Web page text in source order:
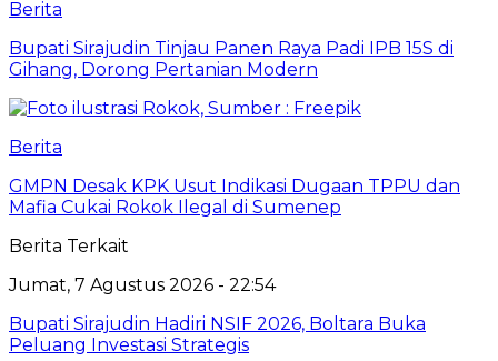
Berita
Bupati Sirajudin Tinjau Panen Raya Padi IPB 15S di
Gihang, Dorong Pertanian Modern
Berita
GMPN Desak KPK Usut Indikasi Dugaan TPPU dan
Mafia Cukai Rokok Ilegal di Sumenep
Berita Terkait
Jumat, 7 Agustus 2026 - 22:54
Bupati Sirajudin Hadiri NSIF 2026, Boltara Buka
Peluang Investasi Strategis